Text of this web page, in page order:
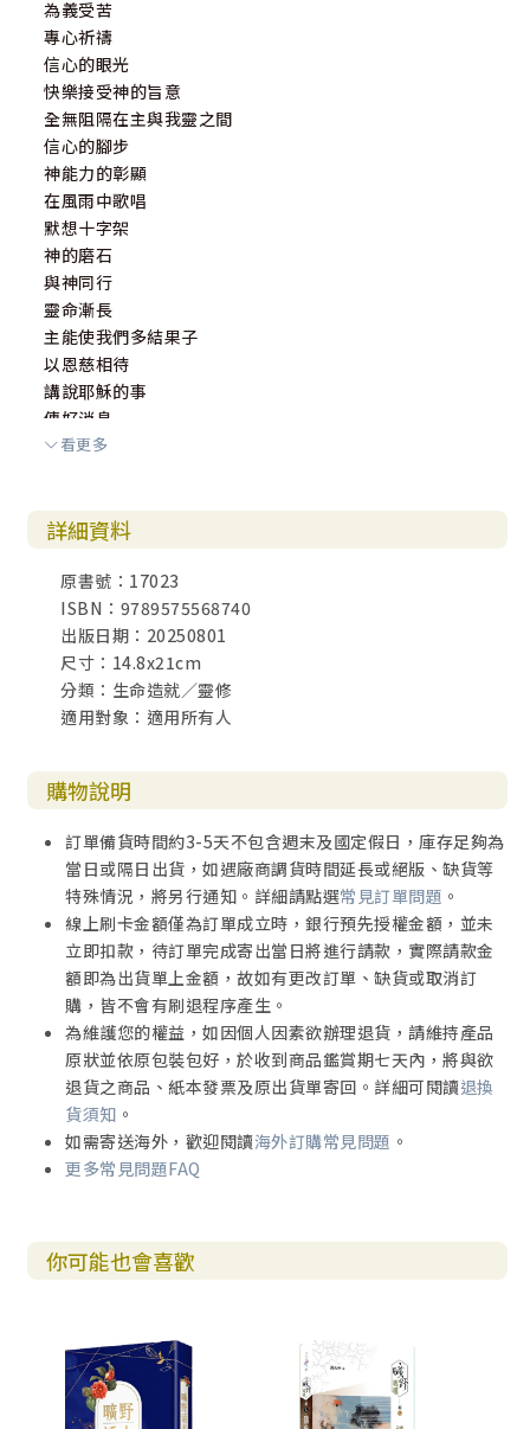
為義受苦
專心祈禱
信心的眼光
快樂接受神的旨意
全無阻隔在主與我靈之間
信心的腳步
神能力的彰顯
在風雨中歌唱
默想十字架
神的磨石
與神同行
靈命漸長
主能使我們多結果子
以恩慈相待
講說耶穌的事
傳好消息
主的喜樂
看更多
詳細資料
原書號：17023
ISBN：9789575568740
出版日期：20250801
尺寸：14.8x21cm
分類：生命造就／靈修
適用對象：適用所有人
購物說明
訂單備貨時間約3-5天不包含週末及國定假日，庫存足夠為
當日或隔日出貨，如遇廠商調貨時間延長或絕版、缺貨等
特殊情況，將另行通知。詳細請點選常見訂單問題 。
線上刷卡金額僅為訂單成立時，銀行預先授權金額，並未
立即扣款，待訂單完成寄出當日將進行請款，實際請款金
額即為出貨單上金額，故如有更改訂單、缺貨或取消訂
購，皆不會有刷退程序產生。
為維護您的權益，如因個人因素欲辦理退貨，請維持產品
原狀並依原包裝包好，於收到商品鑑賞期七天內，將與欲
退貨之商品、紙本發票及原出貨單寄回。詳細可閱讀退換
貨須知 。
如需寄送海外，歡迎閱讀海外訂購常見問題 。
更多常見問題FAQ
你可能也會喜歡